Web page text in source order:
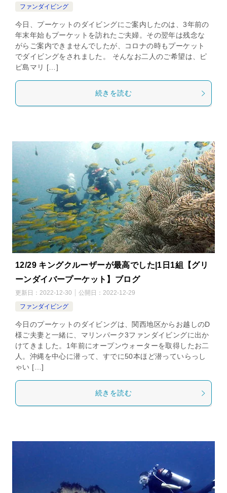
ファンダイビング
今日、プーケットのダイビングにご案内したのは、3年前の
年末年始もプーケットを訪れたご夫婦。その翌年は残念な
がらご案内できませんでしたが、コロナの時もプーケット
でダイビングをされました。 そんなお二人のご希望は、ピ
ピ島マリ […]
続きを読む
12/29 キングクルーザーが最高でした|1日1組【グリ
ーンダイバープーケット】ブログ
更新日： 2022-12-30 公開日： 2022-12-29
ファンダイビング
今日のプーケットのダイビングは、関西地区からお越しのD
様ご夫妻と一緒に、マリンパーク3ファンダイビングに出か
けてきました。1年前にオープンウォーターを取得したお二
人。沖縄を中心に潜って、すでに50本ほど潜っていらっし
ゃい […]
続きを読む